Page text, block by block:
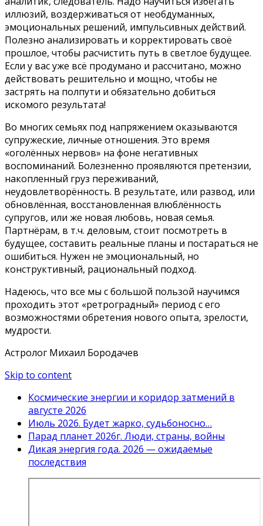
иллюзий, воздерживаться от необдуманных,
эмоциональных решений, импульсивных действий.
Полезно анализировать и корректировать своё
прошлое, чтобы расчистить путь в светлое будущее.
Если у вас уже всё продумано и рассчитано, можно
действовать решительно и мощно, чтобы не
застрять на полпути и обязательно добиться
искомого результата!
Во многих семьях под напряжением оказываются
супружеские, личные отношения. Это время
«оголённых нервов» на фоне негативных
воспоминаний. Болезненно проявляются претензии,
накопленный груз переживаний,
неудовлетворённость. В результате, или развод, или
обновлённая, восстановленная влюблённость
супругов, или же новая любовь, новая семья.
Партнёрам, в т.ч. деловым, стоит посмотреть в
будущее, составить реальные планы и постараться не
ошибиться. Нужен не эмоциональный, но
конструктивный, рациональный подход.
Надеюсь, что все мы с большой пользой научимся
проходить этот «ретроградный» период с его
возможностями обретения нового опыта, зрелости,
мудрости.
Астролог Михаил Бородачев
Skip to content
Космические энергии и коридор затмений в
августе 2026
Июль 2026. Будет жарко, судьбоносно…
Парад планет 2026г. Люди, страны, войны
Дикая энергия года. 2026 — ожидаемые
последствия